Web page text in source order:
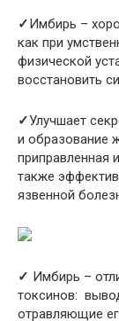
✓Имбирь –
как при
физической
восстановить
✓Улучшает
и образование
приправленная
также
язвенной
✓ Имбирь –
токсинов:
отравляющие